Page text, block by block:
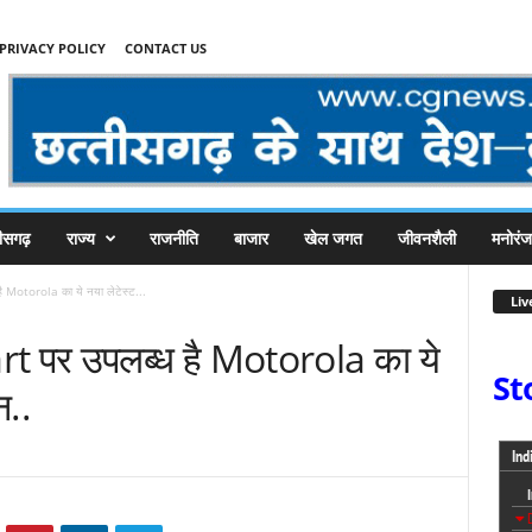
POLICY CONTACT US
राज्य राजनीति बाजार खेल जगत जीवनशैली
का ये नया लेटेस्ट...
पर उपलब्ध है Motorola का ये